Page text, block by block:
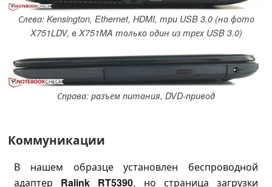
Слева: Kensington, Ethernet, HDMI, три USB 3.0 (на фото
X751LDV, в X751MA только один из трех USB 3.0)
Справа: разъем питания, DVD-привод
Коммуникации
В нашем образце установлен беспроводной
адаптер Ralink RT5390, но страница загрузки